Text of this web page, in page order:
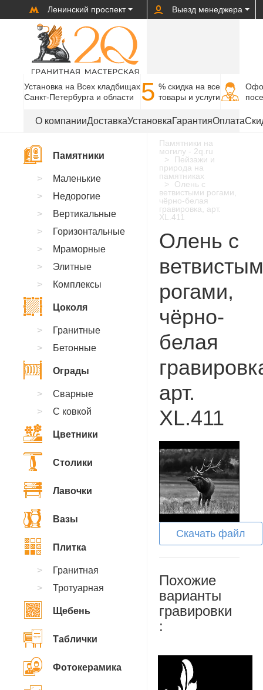
Ленинский проспект Выезд менеджера
Установка на Всех кладбищах
Санкт-Петербурга и области
5 % cкидка на все
товары и услуги
О компанииДоставкаУстановкаГарантияОплата
Памятники на
могилу - 2q.ru
Пейзажи и
природа на
памятниках
Олень с
ветвистыми рогами,
чёрно-белая
гравировка, арт.
XL.411
Олень с
рогами,
чёрно-
белая
арт.
XL.411
Скачать файл
Похожие
варианты
гравировки
:
Памятники
Маленькие
Недорогие
Вертикальные
Горизонтальные
Мраморные
Элитные
Комплексы
Цоколя
Гранитные
Бетонные
Ограды
Сварные
С ковкой
Цветники
Столики
Лавочки
Вазы
Плитка
Гранитная
Тротуарная
Щебень
Таблички
Фотокерамика